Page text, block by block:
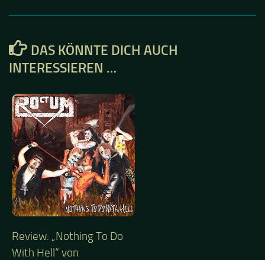
DAS KÖNNTE DICH AUCH
INTERESSIEREN …
Review: „Nothing To Do
With Hell“ von